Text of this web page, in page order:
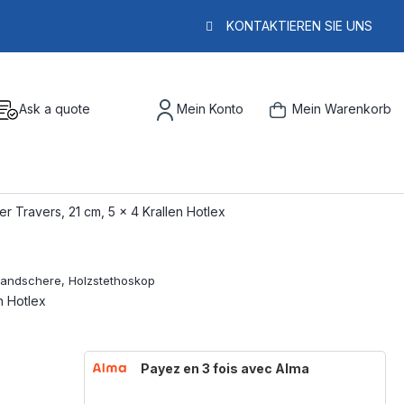
KONTAKTIEREN SIE UNS
Ask a quote Mein Konto Mein Warenkorb
Travers, 21 cm, 5 x 4 Krallen Hotlex
Hotlex
Payez en 3 fois avec Alma